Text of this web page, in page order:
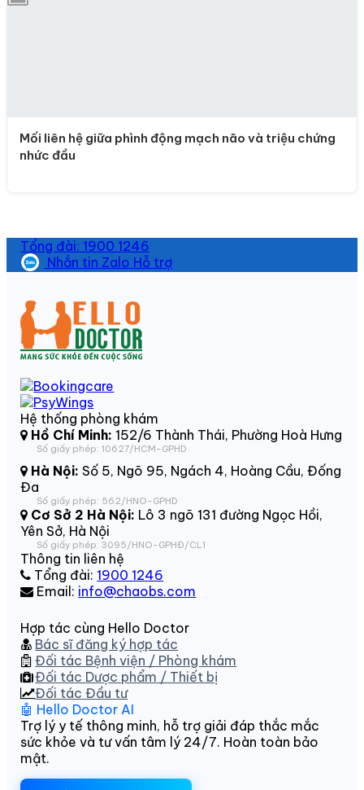
Mối liên hệ giữa phình động mạch não và triệu chứng
nhức đầu
Tổng đài: 1900 1246
Nhắn tin Zalo Hỗ trợ
Hệ thống phòng khám
Hồ Chí Minh: 152/6 Thành Thái, Phường Hoà Hưng
Số giấy phép: 10627/HCM-GPHD
Hà Nội: Số 5, Ngõ 95, Ngách 4, Hoàng Cầu, Đống
Đa
Số giấy phép: 562/HNO-GPHD
Cơ Sở 2 Hà Nội: Lô 3 ngõ 131 đường Ngọc Hồi,
Yên Sở, Hà Nội
Số giấy phép: 3095/HNO-GPHĐ/CL1
Thông tin liên hệ
Tổng đài:1900 1246
Email: info@chaobs.com
Hợp tác cùng Hello Doctor
Bác sĩ đăng ký hợp tác
Đối tác Bệnh viện / Phòng khám
Đối tác Dược phẩm / Thiết bị
Đối tác Đầu tư
🤖 Hello Doctor AI
Trợ lý y tế thông minh, hỗ trợ giải đáp thắc mắc
sức khỏe và tư vấn tâm lý 24/7. Hoàn toàn bảo
mật.